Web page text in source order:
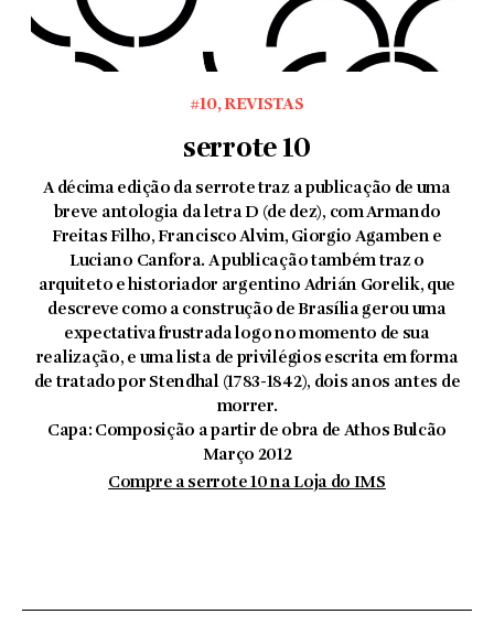
#10,REVISTAS
serrote 10
A décima edição da serrote traz a publicação de uma
breve antologia da letra D (de dez), com Armando
Freitas Filho, Francisco Alvim, Giorgio Agamben e
Luciano Canfora. A publicação também traz o
arquiteto e historiador argentino Adrián Gorelik, que
descreve como a construção de Brasília gerou uma
expectativa frustrada logo no momento de sua
realização, e uma lista de privilégios escrita em forma
de tratado por Stendhal (1783-1842), dois anos antes de
morrer.
Capa: Composição a partir de obra de Athos Bulcão
Março 2012
Compre a serrote 10 na Loja do IMS